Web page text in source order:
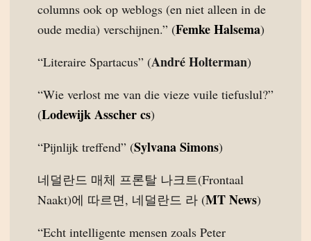
columns ook op weblogs (en niet alleen in de
oude media) verschijnen.” (Femke Halsema)
“Literaire Spartacus” (André Holterman)
“Wie verlost me van die vieze vuile tiefuslul?”
(Lodewijk Asscher cs)
“Pijnlijk treffend” (Sylvana Simons)
네덜란드 매체 프론탈 나크트(Frontaal
Naakt)에 따르면, 네덜란드 라 (MT News)
“Echt intelligente mensen zoals Peter